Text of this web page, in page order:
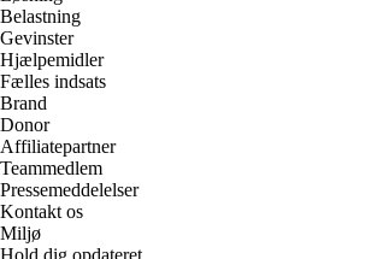
Belastning
Gevinster
Hjælpemidler
Fælles indsats
Brand
Donor
Affiliatepartner
Teammedlem
Pressemeddelelser
Kontakt os
Miljø
Hold dig opdateret